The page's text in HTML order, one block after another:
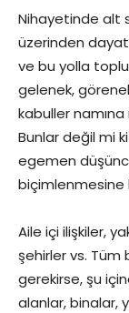
Nihayetinde alt
üzerinden
ve bu yolla
gelenek,
kabuller
Bunlar değil mi
egemen
biçimlenmesine
Aile içi ilişkiler,
şehirler vs.
gerekirse, şu
alanlar, binalar,